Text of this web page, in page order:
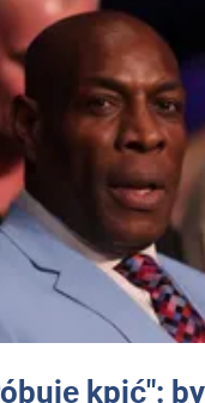
kpić":